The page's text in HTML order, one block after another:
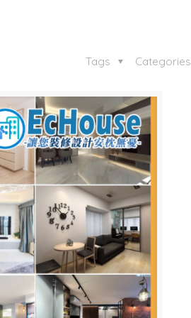
Categories
Tags